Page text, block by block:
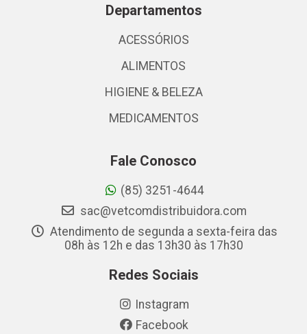
Departamentos
ACESSÓRIOS
ALIMENTOS
HIGIENE & BELEZA
MEDICAMENTOS
Fale Conosco
(85) 3251-4644
sac@vetcomdistribuidora.com
Atendimento de segunda a sexta-feira das
08h às 12h e das 13h30 às 17h30
Redes Sociais
Instagram
Facebook